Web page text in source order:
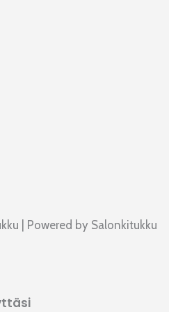
| Powered by Salonkitukku